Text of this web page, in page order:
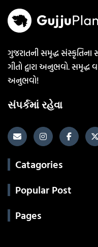
ગુજરાતની સમૃદ્ધ
ગીતો દ્વારા અનુભવો.
અનુભવો!
સંપર્કમાં રહેવા
Catagories
Popular Post
Pages